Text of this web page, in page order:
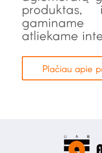
atliekame
Plačiau apie